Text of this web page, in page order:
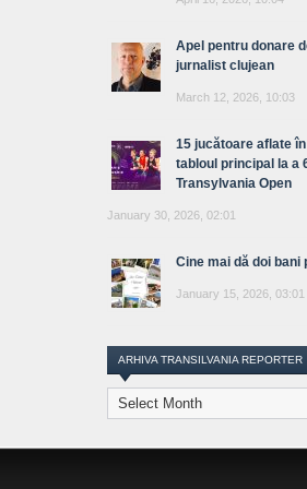
Apel pentru donare
jurnalist clujean
March 12, 2026, 10:03
15 jucătoare aflate în
tabloul principal la a
Transylvania Open
January 30, 2026, 02:01
Cine mai dă doi bani
January 15, 2026, 03:01
ARHIVA TRANSILVANIA REPORTER
Arhiva
Transilvania